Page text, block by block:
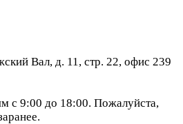
Вал, д. 11, стр. 22, офис 239
с 9:00 до 18:00. Пожалуйста,